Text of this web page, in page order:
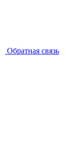
Обратная связь